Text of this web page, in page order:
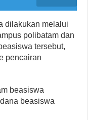
dilakukan melalui
polibatam dan
tersebut,
pencairan
beasiswa
beasiswa